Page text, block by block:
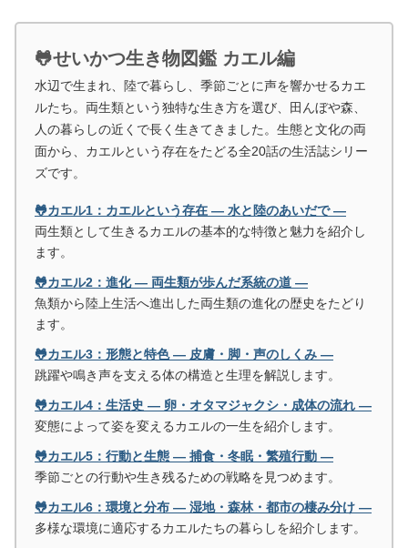
🐸せいかつ生き物図鑑 カエル編
水辺で生まれ、陸で暮らし、季節ごとに声を響かせるカエ
ルたち。両生類という独特な生き方を選び、田んぼや森、
人の暮らしの近くで長く生きてきました。生態と文化の両
面から、カエルという存在をたどる全20話の生活誌シリー
ズです。
🐸カエル1：カエルという存在 ― 水と陸のあいだで ―
両生類として生きるカエルの基本的な特徴と魅力を紹介し
ます。
🐸カエル2：進化 ― 両生類が歩んだ系統の道 ―
魚類から陸上生活へ進出した両生類の進化の歴史をたどり
ます。
🐸カエル3：形態と特色 ― 皮膚・脚・声のしくみ ―
跳躍や鳴き声を支える体の構造と生理を解説します。
🐸カエル4：生活史 ― 卵・オタマジャクシ・成体の流れ ―
変態によって姿を変えるカエルの一生を紹介します。
🐸カエル5：行動と生態 ― 捕食・冬眠・繁殖行動 ―
季節ごとの行動や生き残るための戦略を見つめます。
🐸カエル6：環境と分布 ― 湿地・森林・都市の棲み分け ―
多様な環境に適応するカエルたちの暮らしを紹介します。